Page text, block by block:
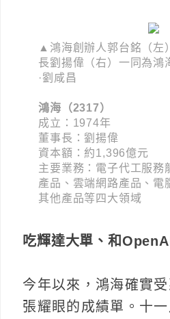
▲鴻海創辦人郭台銘（左
長劉揚偉（右）一同為鴻
·劉咸昌
鴻海（2317）
成立：1974年
董事長：劉揚偉
資本額：約1,396億元
主要業務：電子代工服務
產品、雲端網路產品、電
其他產品等四大領域
吃輝達大單、和
今年以來，鴻海確實
張耀眼的成績單。十